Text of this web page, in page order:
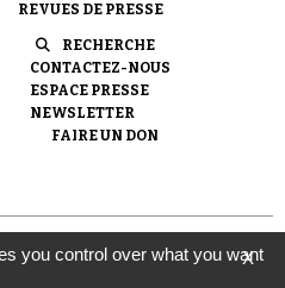
à Vera
REVUES DE PRESSE
RECHERCHE
CONTACTEZ-NOUS
ESPACE PRESSE
NEWSLETTER
FAIRE UN DON
| Une réalisation de
loi de 1901) avec
Mémoire de la Shoah.
X
you control over what you want